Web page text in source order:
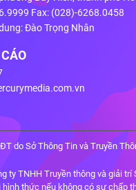
Fax: (028)-6268.0458
Đào Trọng Nhân
do Sở Thông Tin và Truyền
ty TNHH Truyền thông và giải trí
thức nếu không có sự chấp